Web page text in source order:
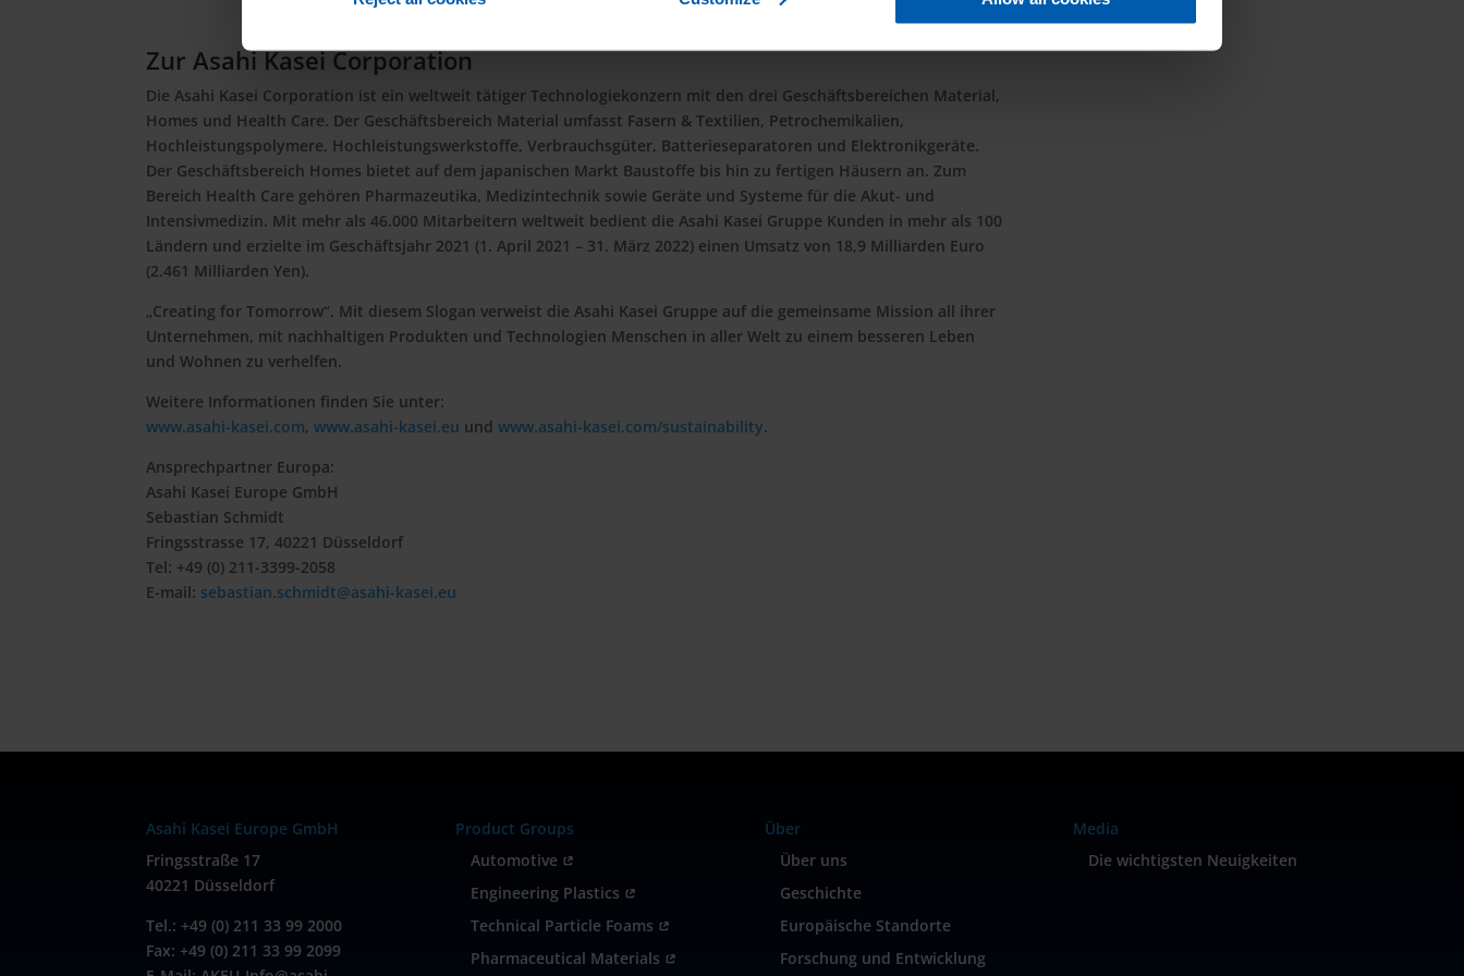
Zur Asahi Kasei Corporation
Die Asahi Kasei Corporation ist ein weltweit tätiger Technologiekonzern mit den drei Geschäftsbereichen Material,
Homes und Health Care. Der Geschäftsbereich Material umfasst Fasern & Textilien, Petrochemikalien,
Hochleistungspolymere, Hochleistungswerkstoffe, Verbrauchsgüter, Batterieseparatoren und Elektronikgeräte.
Der Geschäftsbereich Homes bietet auf dem japanischen Markt Baustoffe bis hin zu fertigen Häusern an. Zum
Bereich Health Care gehören Pharmazeutika, Medizintechnik sowie Geräte und Systeme für die Akut- und
Intensivmedizin. Mit mehr als 46.000 Mitarbeitern weltweit bedient die Asahi Kasei Gruppe Kunden in mehr als 100
Ländern und erzielte im Geschäftsjahr 2021 (1. April 2021 – 31. März 2022) einen Umsatz von 18,9 Milliarden Euro
(2.461 Milliarden Yen).
„Creating for Tomorrow“. Mit diesem Slogan verweist die Asahi Kasei Gruppe auf die gemeinsame Mission all ihrer
Unternehmen, mit nachhaltigen Produkten und Technologien Menschen in aller Welt zu einem besseren Leben
und Wohnen zu verhelfen.
Weitere Informationen finden Sie unter:
www.asahi-kasei.com,www.asahi-kasei.eu undwww.asahi-kasei.com/sustainability.
Ansprechpartner Europa:
Asahi Kasei Europe GmbH
Sebastian Schmidt
Fringsstrasse 17, 40221 Düsseldorf
Tel: +49 (0) 211-3399-2058
E-mail: sebastian.schmidt@asahi-kasei.eu
Asahi Kasei Europe GmbH
Fringsstraße 17
40221 Düsseldorf
Tel.: +49 (0) 211 33 99 2000
Fax: +49 (0) 211 33 99 2099
Product Groups
Automotive 
Engineering Plastics 
Technical Particle Foams 
Pharmaceutical Materials 
Über
Über uns
Geschichte
Europäische Standorte
Forschung und Entwicklung
Media
Die wichtigsten Neuigkeiten